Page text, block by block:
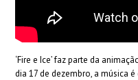
‘Fire e Ice’ faz parte da
dia 17 de dezembro, a música